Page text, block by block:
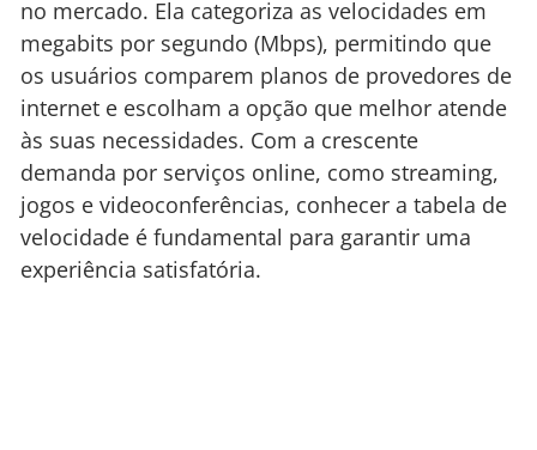
no mercado. Ela categoriza as velocidades em
megabits por segundo (Mbps), permitindo que
os usuários comparem planos de provedores de
internet e escolham a opção que melhor atende
às suas necessidades. Com a crescente
demanda por serviços online, como streaming,
jogos e videoconferências, conhecer a tabela de
velocidade é fundamental para garantir uma
experiência satisfatória.